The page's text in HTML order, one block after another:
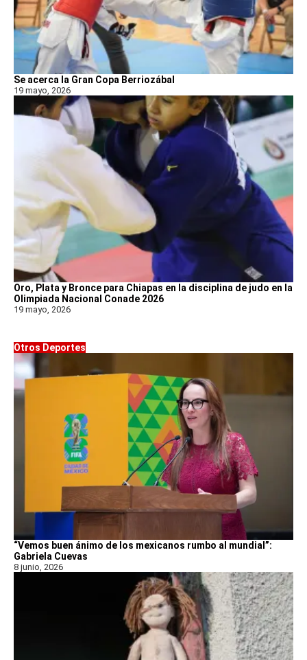
Se acerca la Gran Copa Berriozábal
19 mayo, 2026
Oro, Plata y Bronce para Chiapas en la disciplina de judo en la
Olimpiada Nacional Conade 2026
19 mayo, 2026
Otros Deportes
“Vemos buen ánimo de los mexicanos rumbo al mundial”:
Gabriela Cuevas
8 junio, 2026